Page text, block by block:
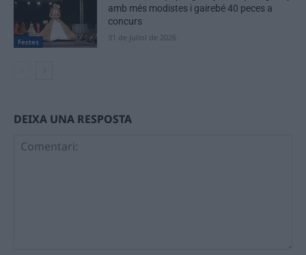
Festes
amb més modistes i gairebé 40 peces a
concurs
31 de juliol de 2026
DEIXA UNA RESPOSTA